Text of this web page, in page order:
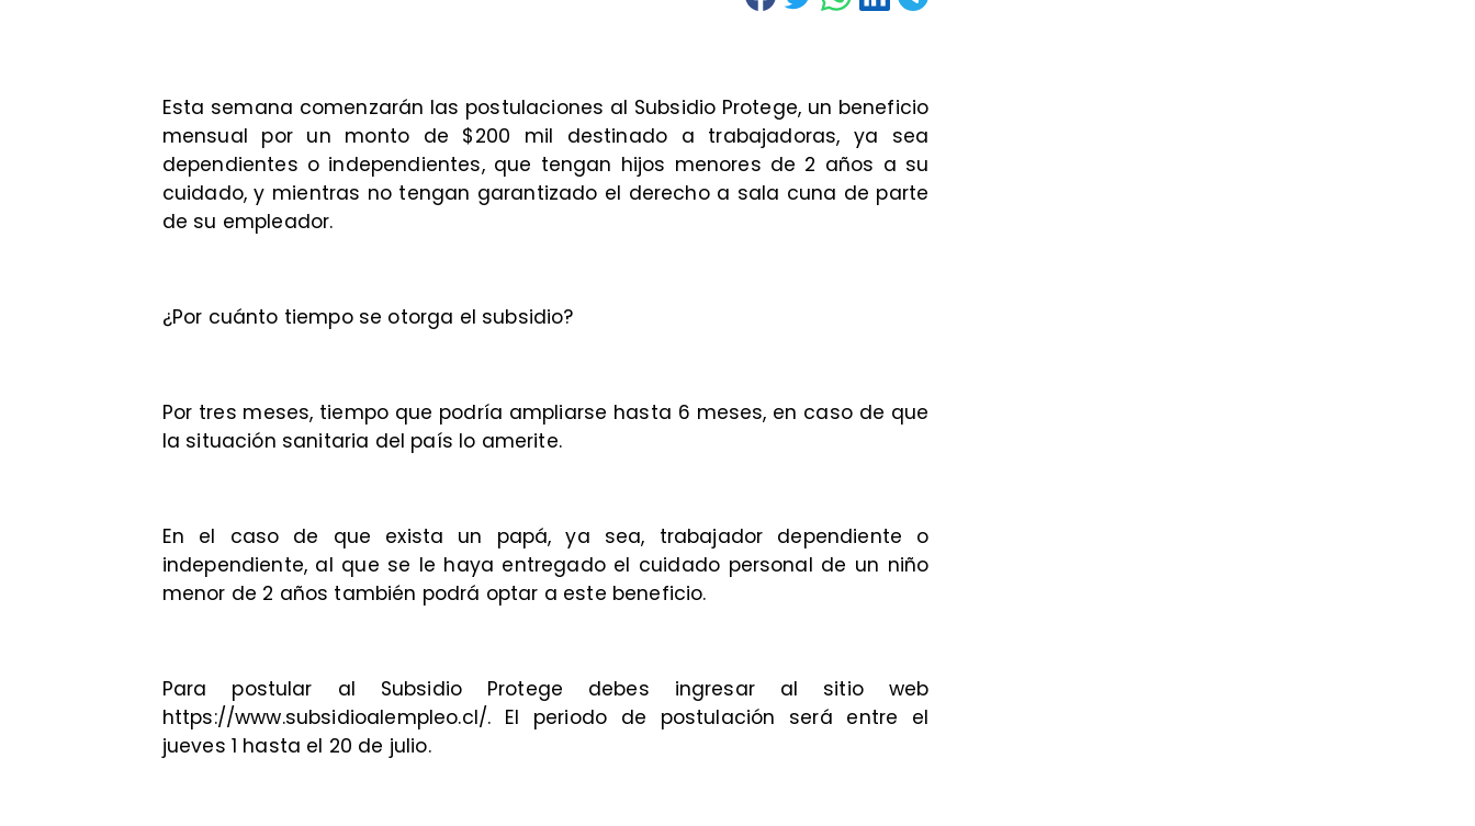
Esta semana comenzarán las postulaciones al Subsidio Protege, un beneficio
mensual por un monto de $200 mil destinado a trabajadoras, ya sea
dependientes o independientes, que tengan hijos menores de 2 años a su
cuidado, y mientras no tengan garantizado el derecho a sala cuna de parte
de su empleador.
¿Por cuánto tiempo se otorga el subsidio?
Por tres meses, tiempo que podría ampliarse hasta 6 meses, en caso de que
la situación sanitaria del país lo amerite.
En el caso de que exista un papá, ya sea, trabajador dependiente o
independiente, al que se le haya entregado el cuidado personal de un niño
menor de 2 años también podrá optar a este beneficio.
Para postular al Subsidio Protege debes ingresar al sitio web
https://www.subsidioalempleo.cl/. El periodo de postulación será entre el
jueves 1 hasta el 20 de julio.